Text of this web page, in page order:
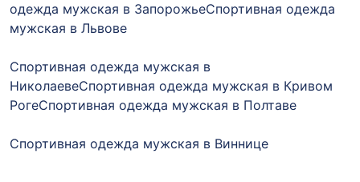
одежда мужская в ЗапорожьеСпортивная одежда
мужская в Львове
Спортивная одежда мужская в
НиколаевеСпортивная одежда мужская в Кривом
РогеСпортивная одежда мужская в Полтаве
Спортивная одежда мужская в Виннице